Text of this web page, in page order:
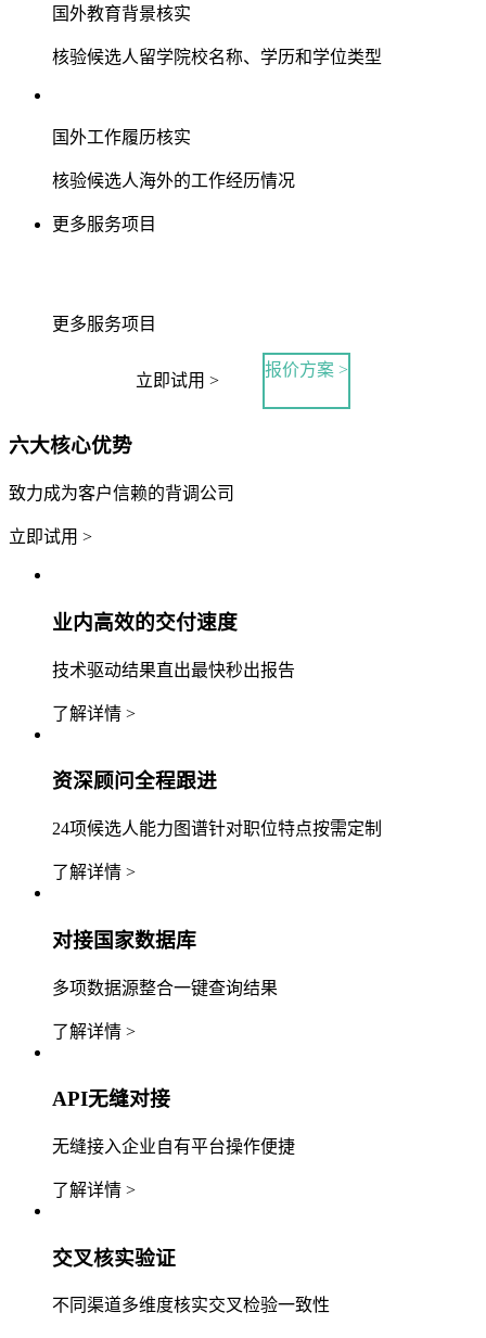
国外教育背景核实
核验候选人留学院校名称、学历和学位类型
国外工作履历核实
核验候选人海外的工作经历情况
更多服务项目
更多服务项目
立即试用 >
报价方案 >
六大核心优势
致力成为客户信赖的背调公司
立即试用 >
业内高效的交付速度
技术驱动结果直出最快秒出报告
了解详情 >
资深顾问全程跟进
24项候选人能力图谱针对职位特点按需定制
了解详情 >
对接国家数据库
多项数据源整合一键查询结果
了解详情 >
API无缝对接
无缝接入企业自有平台操作便捷
了解详情 >
交叉核实验证
不同渠道多维度核实交叉检验一致性